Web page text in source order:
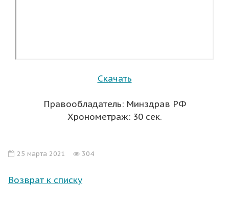
Скачать
Правообладатель: Минздрав РФ
Хронометраж: 30 сек.
25 марта 2021 304
Возврат к списку